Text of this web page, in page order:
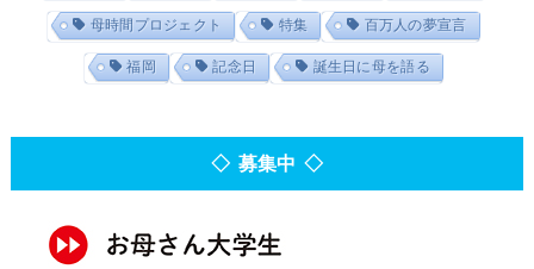
母時間プロジェクト 特集 百万人の夢宣言
福岡 記念日 誕生日に母を語る
◇ 募集中 ◇